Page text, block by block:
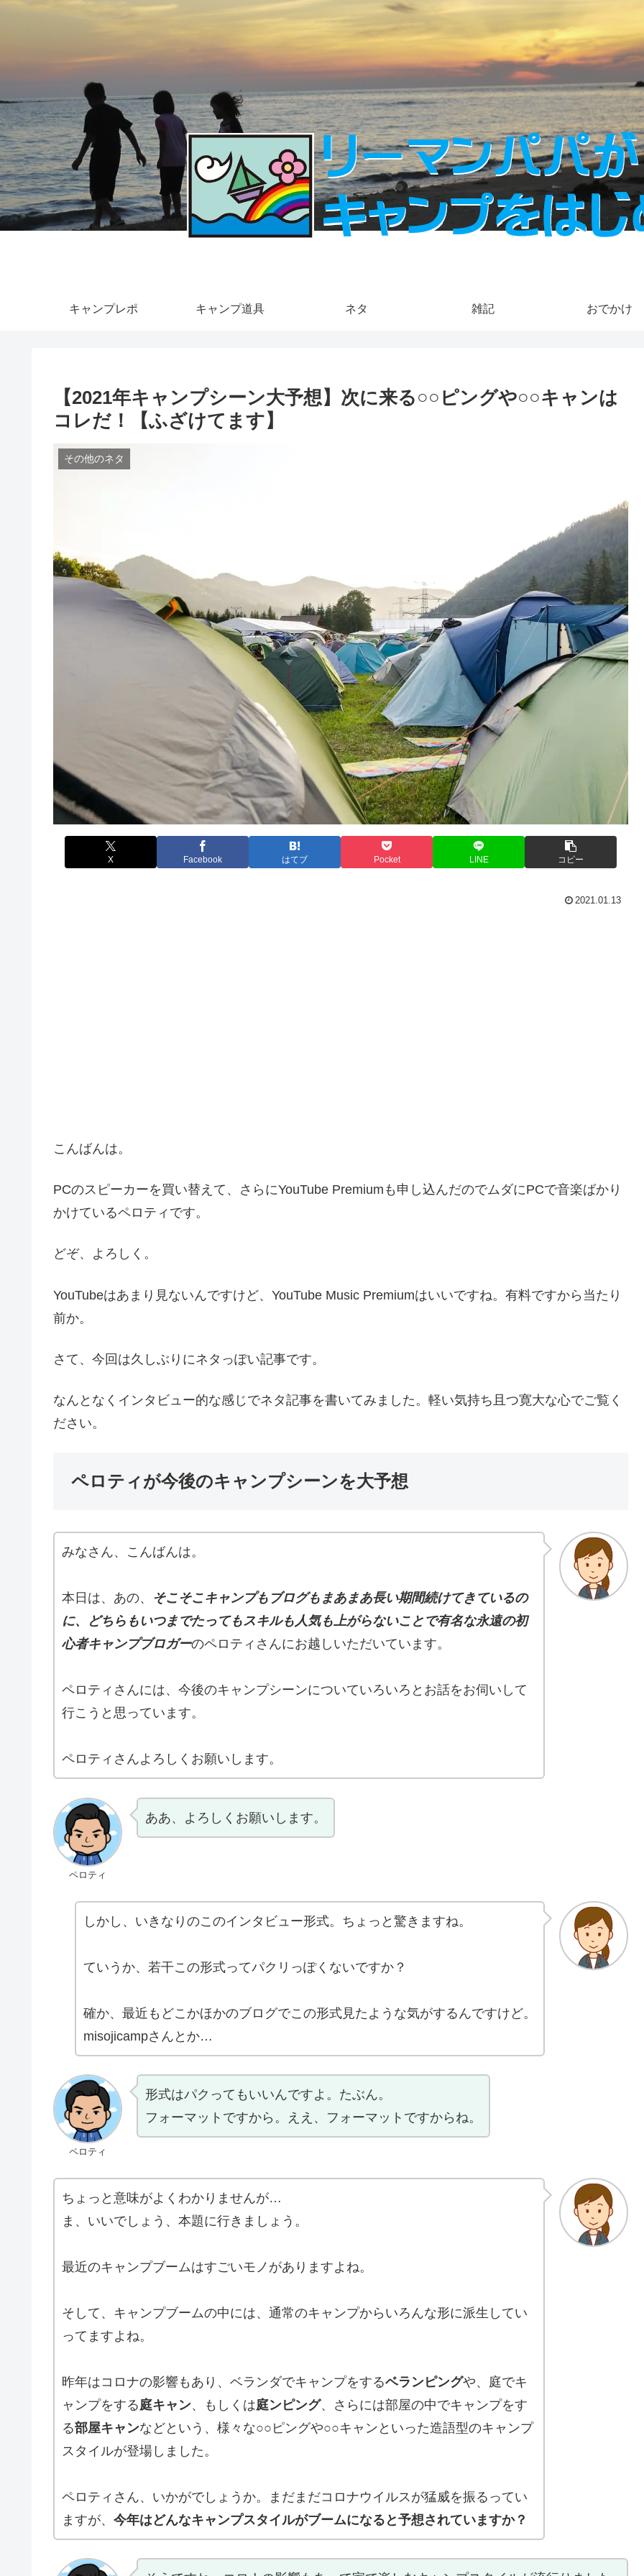
キャンプレポ キャンプ道具 ネタ 雑記 おでかけ
【2021年キャンプシーン大予想】次に来る○○ピングや○○キャンは
コレだ！【ふざけてます】
その他のネタ
X Facebook はてブ Pocket LINE コピー
2021.01.13
こんばんは。
PCのスピーカーを買い替えて、さらにYouTube Premiumも申し込んだのでムダにPCで音楽ばかり
かけているペロティです。
どぞ、よろしく。
YouTubeはあまり見ないんですけど、YouTube Music Premiumはいいですね。有料ですから当たり
前か。
さて、今回は久しぶりにネタっぽい記事です。
なんとなくインタビュー的な感じでネタ記事を書いてみました。軽い気持ち且つ寛大な心でご覧く
ださい。
ペロティが今後のキャンプシーンを大予想
みなさん、こんばんは。
本日は、あの、
そこそこキャンプもブログもまあまあ長い期間続けてきているの
に、どちらもいつまでたってもスキルも人気も上がらないことで有名な永遠の初
心者キャンプブロガーのペロティさんにお越しいただいています。
ペロティさんには、今後のキャンプシーンについていろいろとお話をお伺いして
行こうと思っています。
ペロティさんよろしくお願いします。
ペロティ
ああ、よろしくお願いします。
しかし、いきなりのこのインタビュー形式。ちょっと驚きますね。
ていうか、若干この形式ってパクリっぽくないですか？
確か、最近もどこかほかのブログでこの形式見たような気がするんですけど。
misojicampさんとか…
ペロティ
形式はパクってもいいんですよ。たぶん。
フォーマットですから。ええ、フォーマットですからね。
ちょっと意味がよくわかりませんが…
ま、いいでしょう、本題に行きましょう。
最近のキャンプブームはすごいモノがありますよね。
そして、キャンプブームの中には、通常のキャンプからいろんな形に派生してい
ってますよね。
昨年はコロナの影響もあり、ベランダでキャンプをするベランピングや、庭でキ
ャンプをする庭キャン、もしくは庭ンピング、さらには部屋の中でキャンプをす
る部屋キャンなどという、様々な○○ピングや○○キャンといった造語型のキャンプ
スタイルが登場しました。
ペロティさん、いかがでしょうか。まだまだコロナウイルスが猛威を振るってい
ますが、 今年はどんなキャンプスタイルがブームになると予想されていますか？